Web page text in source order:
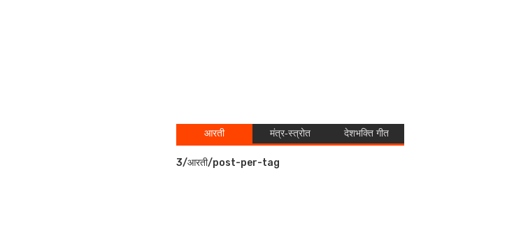
आरती मंत्र-स्त्रोत देशभक्ति गीत
3/आरती/post-per-tag